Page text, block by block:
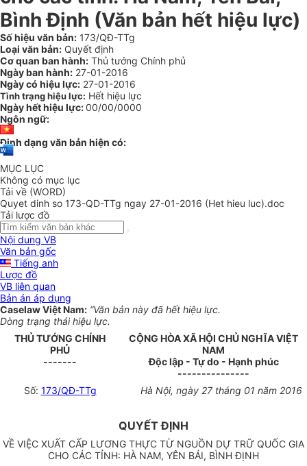
Bình Định (Văn bản hết hiệu lực)
Số hiệu văn bản: 173/QĐ-TTg
Loại văn bản: Quyết định
Cơ quan ban hành: Thủ tướng Chính phủ
Ngày ban hành: 27-01-2016
Ngày có hiệu lực: 27-01-2016
Tình trạng hiệu lực: Hết hiệu lực
Ngày hết hiệu lực:00/00/0000
Ngôn ngữ:
Định dạng văn bản hiện có:
MỤC LỤC
Không có mục lục
Tải về (WORD)
Quyet dinh so 173-QD-TTg ngay 27-01-2016 (Het hieu luc).doc
Tải lược đồ
Nội dung VB
Văn bản gốc
Tiếng anh
Lược đồ
VB liên quan
Bản án áp dụng
Caselaw Việt Nam: “Văn bản này đã hết hiệu lực.
Dòng trạng thái hiệu lực.
THỦ TƯỚNG CHÍNH
PHỦ
-------
CỘNG HÒA XÃ HỘI CHỦ NGHĨA VIỆT
NAM
Độc lập - Tự do - Hạnh phúc
---------------
Số: 173/QĐ-TTg Hà Nội, ngày 27 tháng 01 năm 2016
QUYẾT ĐỊNH
VỀ VIỆC XUẤT CẤP LƯƠNG THỰC TỪ NGUỒN DỰ TRỮ QUỐC GIA
CHO CÁC TỈNH: HÀ NAM, YÊN BÁI, BÌNH ĐỊNH